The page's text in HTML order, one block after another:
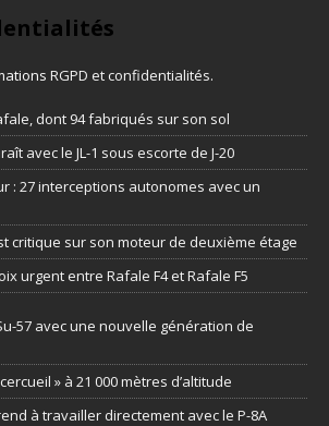
RGPD et confidentialités.
dont 94 fabriqués sur son sol
avec le JL-1 sous escorte de J-20
: 27 interceptions autonomes avec un
critique sur son moteur de deuxième étage
urgent entre Rafale F4 et Rafale F5
57 avec une nouvelle génération de
» à 21 000 mètres d’altitude
à travailler directement avec le P-8A